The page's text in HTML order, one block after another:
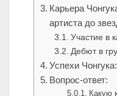
Карьера
артиста до
Участие в
Дебют в
Успехи
Вопрос-ответ:
Какую